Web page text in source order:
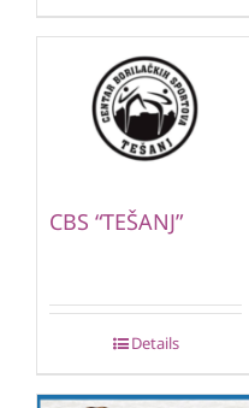
CBS “TEŠANJ”
Details